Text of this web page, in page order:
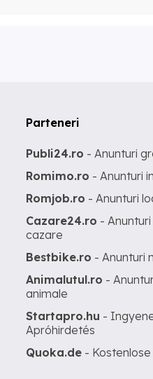
Parteneri
Publi24.ro - Anunturi
Romimo.ro - Anunturi
Romjob.ro - Anunturi
Cazare24.ro -
cazare
Bestbike.ro - Anunturi
Animalutul.ro -
animale
Startapro.hu -
Apróhirdetés
Quoka.de -